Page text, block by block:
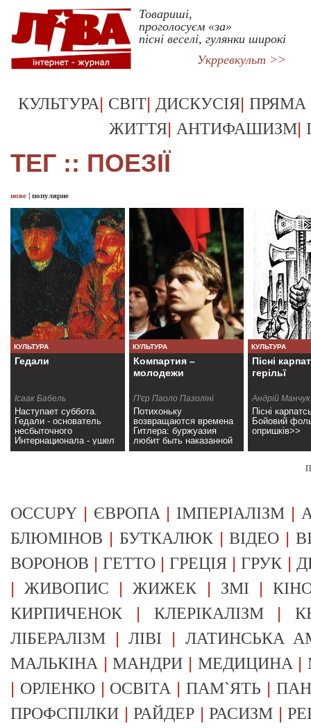
Товариші,
проголосуєм «за»
пісні веселі, гулянки широкі
Укрревкульт >>
КУЛЬТУРА| СВІТ| ДИСКУСІЯ| ПРЯМА
ЖИТТЯ| АНТИФАШИЗМ|
ТЕГ :: ПОЕЗІЇ
нове | популярне
КУЛЬТУРА
Гедали
Ісаак Бабель
Наступает суббота.
Гедали - основатель
несбыточного
Интернационала - ушел
в синагогу молиться.>>
КУЛЬТУРА
Компартия –
молодежи
П'єр Паоло Пазоліні
Потихоньку
возвращаются времена
Гитлера: буржуазия
любит быть наказанной
собственноручно.>>
КУЛЬТУРА
Пісні
герільї
Андрій Манчук
Пісні
Бойовий
опришків>>
OCCUPY | ЄВРОПА | ІМПЕРІАЛІЗМ |
БЛЮМІНОВ | БУТКАЛЮК|ВІДЕО |
ВОРОНОВ |ГЕТТО |ГРЕЦІЯ |ГРУК |
|ЖИВОПИС |ЖИЖЕК | ЗМІ |
КИРПИЧЕНОК | КЛЕРІКАЛІЗМ|
ЛІБЕРАЛІЗМ |ЛІВІ | ЛАТИНСЬКА
МАЛЬКІНА |МАНДРИ | МЕДИЦИНА |
| ОРЛЕНКО| ОСВІТА |ПАМ`ЯТЬ |
ПРОФСПІЛКИ |РАЙДЕР |РАСИЗМ |